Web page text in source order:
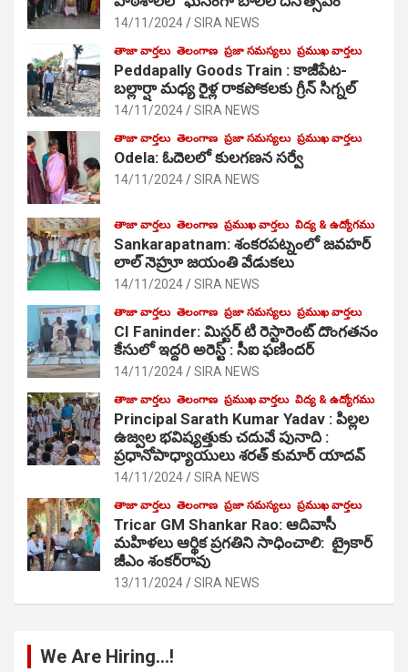
14/11/2024 SIRA NEWS
తాజా వార్తలు తెలంగాణ ప్రజా సమస్యలు ప్రముఖ వార్తలు
Peddapally Goods Train : కాజీపేట-
బల్లార్షా మధ్య రైళ్ల రాకపోకలకు గ్రీన్ సిగ్నల్
14/11/2024 SIRA NEWS
తాజా వార్తలు తెలంగాణ ప్రజా సమస్యలు ప్రముఖ వార్తలు
Odela: ఓదెలలో కులగణన సర్వే
14/11/2024 SIRA NEWS
తాజా వార్తలు తెలంగాణ ప్రముఖ వార్తలు విద్య & ఉద్యోగము
Sankarapatnam: శంకరపట్నంలో జవహర్
లాల్ నెహ్రూ జయంతి వేడుకలు
14/11/2024 SIRA NEWS
తాజా వార్తలు తెలంగాణ ప్రజా సమస్యలు ప్రముఖ వార్తలు
CI Faninder: మిస్టర్ టి రెస్టారెంట్ దొంగతనం
కేసులో ఇద్దరి అరెస్ట్ : సీఐ ఫణిందర్
14/11/2024 SIRA NEWS
తాజా వార్తలు తెలంగాణ ప్రముఖ వార్తలు విద్య & ఉద్యోగము
Principal Sarath Kumar Yadav : పిల్లల
ఉజ్వల భవిష్యత్తుకు చదువే పునాది :
ప్రధానోపాధ్యాయులు శరత్ కుమార్ యాదవ్
14/11/2024 SIRA NEWS
తాజా వార్తలు తెలంగాణ ప్రజా సమస్యలు ప్రముఖ వార్తలు
Tricar GM Shankar Rao: ఆదివాసీ
మహిళలు ఆర్థిక ప్రగతిని సాధించాలి: ట్రైకార్
జీఎం శంకర్‌రావు
13/11/2024 SIRA NEWS
We Are Hiring…!